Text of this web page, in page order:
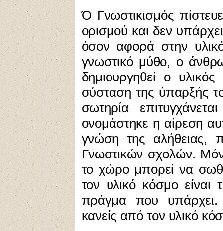
Ό Γνωστικισμός
ορισμού και δεν
όσον αφορά στην
γνωστικό μύθο, ο
δημιουργηθεί ο
σύσταση της ύπαρξής
σωτηρία
ονομάστηκε η αίρεση
γνώση της αλήθειας,
Γνωστικών σχολών.
το χώρο μπορεί να
τον υλικό κόσμο
πράγμα που
κανείς από τον υλικό